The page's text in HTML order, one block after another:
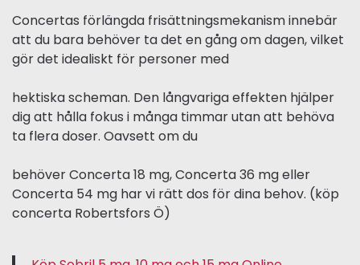
Concertas förlängda frisättningsmekanism innebär
att du bara behöver ta det en gång om dagen, vilket
gör det idealiskt för personer med
hektiska scheman. Den långvariga effekten hjälper
dig att hålla fokus i många timmar utan att behöva
ta flera doser. Oavsett om du
behöver Concerta 18 mg, Concerta 36 mg eller
Concerta 54 mg har vi rätt dos för dina behov. (köp
concerta Robertsfors Ö)